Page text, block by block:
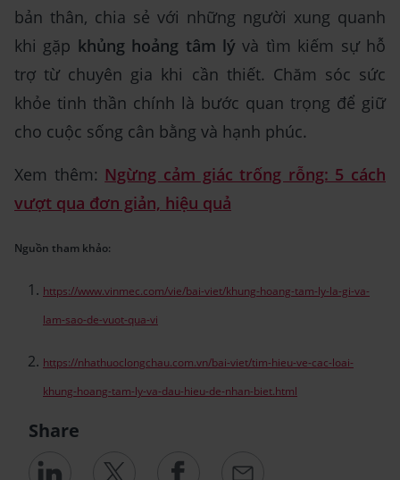
bản thân, chia sẻ với những người xung quanh
khi gặp khủng hoảng tâm lý và tìm kiếm sự hỗ
trợ từ chuyên gia khi cần thiết. Chăm sóc sức
khỏe tinh thần chính là bước quan trọng để giữ
cho cuộc sống cân bằng và hạnh phúc.
Xem thêm: Ngừng cảm giác trống rỗng: 5 cách
vượt qua đơn giản, hiệu quả
Nguồn tham khảo:
https://www.vinmec.com/vie/bai-viet/khung-hoang-tam-ly-la-gi-va-
lam-sao-de-vuot-qua-vi
https://nhathuoclongchau.com.vn/bai-viet/tim-hieu-ve-cac-loai-
khung-hoang-tam-ly-va-dau-hieu-de-nhan-biet.html
Share